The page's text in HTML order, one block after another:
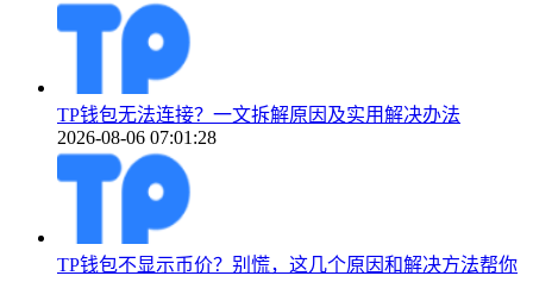
TP钱包无法连接？一文拆解原因及实用解决办法
2026-08-06 07:01:28
TP钱包不显示币价？别慌，这几个原因和解决方法帮你